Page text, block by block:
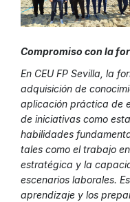
Compromiso con la
En CEU FP Sevilla, la
adquisición de
aplicación práctica de
de iniciativas como
habilidades
tales como el trabajo
estratégica y la
escenarios laborales.
aprendizaje y los